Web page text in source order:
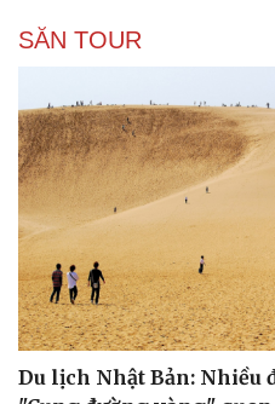
SĂN TOUR
Du lịch Nhật Bản: Nhiều